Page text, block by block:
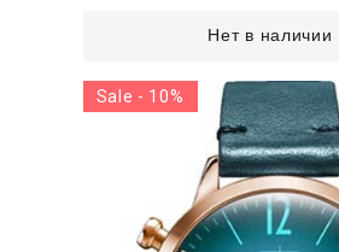
Нет в наличии
Sale - 10%